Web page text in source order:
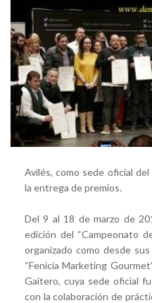
Avilés, como sede oficial
la entrega de premios.
Del 9 al 18 de marzo de
edición del “Campeonato
organizado como desde
“Fenicia Marketing
Gaitero, cuya sede oficial
con la colaboración de